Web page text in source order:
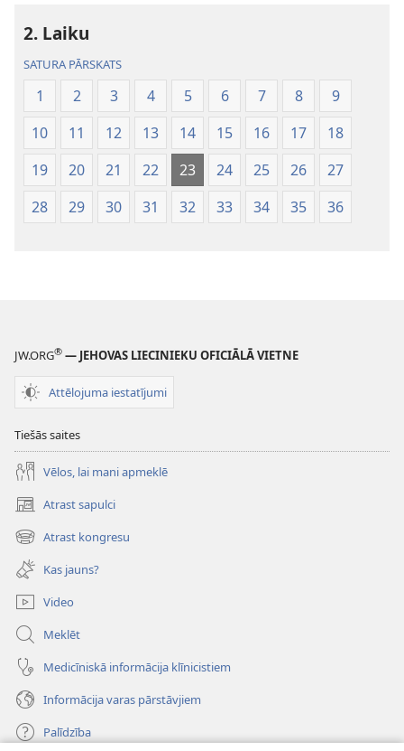
2. Laiku
SATURA PĀRSKATS
1 2 3 4 5 6 7 8
9
10
11 12 13 14 15 16 17
18
19
20 21 22 23 24 25 26
27
28
29 30 31 32 33 34 35 36
JW.ORG® — JEHOVAS LIECINIEKU OFICIĀLĀ VIETNE
Attēlojuma iestatījumi
Tiešās saites
Vēlos, lai mani apmeklē
Atrast sapulci
(opens
new
window)
Atrast kongresu
(opens
new
window)
Kas jauns?
Video
Meklēt
Medicīniskā informācija klīnicistiem
Informācija varas pārstāvjiem
Palīdzība